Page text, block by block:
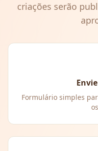
criações serão
Formulário simples